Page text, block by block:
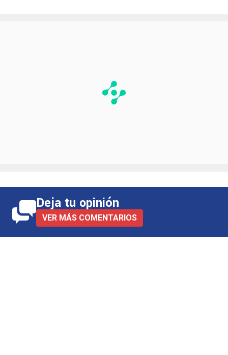
Deja tu opinión
VER MÁS COMENTARIOS